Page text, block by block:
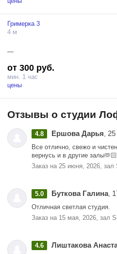
доступны абсолютно все насадки.
естественного и искусственного
Если Вы хотите сделать по-
воспользуйтесь нашим
В зале LIGHT перед Вами
комфорта. Вполне реально снять
Зал LIGHT – Ваша новая
Гримерка 3
4 м
—
от 300 руб.
мин. 1 час
цены
Отзывы о студии
4.8 Ершова Дарья
Все отлично, свежо и
вернусь и в другие залы🫶🏻
Заказ на 25 июня, 2026, зал
5.0 Буткова Галина,
Отличная светлая студия.
Заказ на 15 мая, 2026, зал
4.6 Лиштакова